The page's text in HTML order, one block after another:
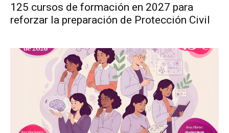
125 cursos de formación en 2027 para
reforzar la preparación de Protección Civil